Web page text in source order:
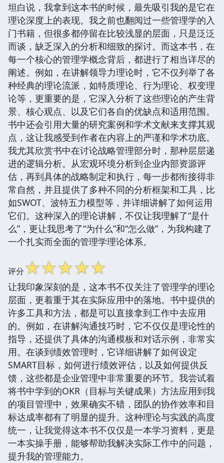
坦白说，我拿到这本书的时候，最先吸引我的是它在
理论深度上的表现。我之前也翻阅过一些管理学的入
门书籍，但很多都停留在比较浅显的层面，只是泛泛
而谈，缺乏深入的分析和细致的探讨。而这本书，在
每一个核心的管理学概念背后，都进行了相当详尽的
阐述。例如，在讲解领导力理论时，它不仅列举了各
种经典的理论流派，如特质理论、行为理论、权变理
论等，更重要的是，它深入分析了这些理论的产生背
景、核心观点、以及它们各自的优缺点和适用范围。
书中还会引用大量的研究案例和学术文献来支撑其观
点，这让我感受到作者在内容上的严谨和学术功底。
我尤其欣赏书中在讨论战略管理部分时，那种层层递
进的逻辑分析。从宏观环境分析到企业内部资源评
估，再到具体的战略制定和执行，每一步都衔接得非
常自然，并且提供了多种不同的分析框架和工具，比
如SWOT、波特五力模型等，并详细讲解了如何运用
它们。这种深入的理论讲解，不仅让我理解了“是什
么”，更让我思考了“为什么”和“怎么做”，为我构建了
一个扎实而全面的管理学理论体系。
评分☆☆☆☆☆
让我印象深刻的是，这本书不仅关注了管理学的理论
层面，更着重于其在实际应用中的落地。书中提供的
许多工具和方法，都是可以直接拿到工作中去应用
的。例如，在讲解沟通技巧时，它不仅仅是理论性的
指导，还提供了具体的沟通模板和对话示例，非常实
用。在谈到绩效管理时，它详细讲解了如何设定
SMART目标，如何进行绩效评估，以及如何提供反
馈，这些都是企业管理中非常重要的环节。我尝试着
将书中学到的OKR（目标与关键成果）方法应用到我
的项目管理中，效果确实不错，团队的协作效率和目
标达成率都有了明显的提升。这种理论与实践的高度
统一，让我觉得这本书不仅仅是一本学习资料，更是
一本实操手册，能够帮助我解决实际工作中的问题，
提升我的管理能力。